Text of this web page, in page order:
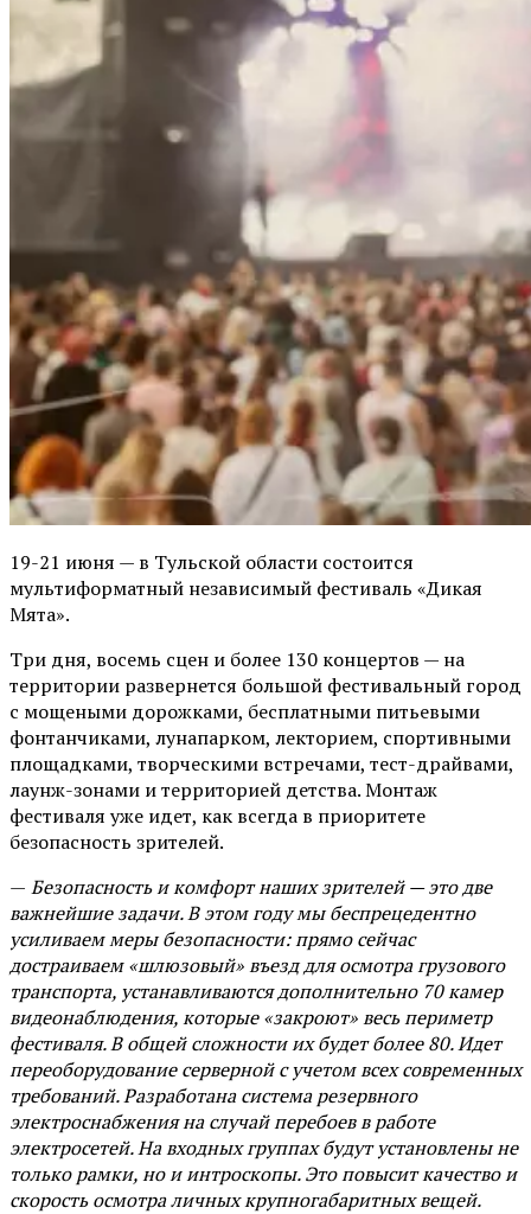
19-21 июня — в Тульской области состоится
мультиформатный независимый фестиваль «Дикая
Мята».
Три дня, восемь сцен и более 130 концертов — на
территории развернется большой фестивальный город
с мощеными дорожками, бесплатными питьевыми
фонтанчиками, лунапарком, лекторием, спортивными
площадками, творческими встречами, тест-драйвами,
лаунж-зонами и территорией детства. Монтаж
фестиваля уже идет, как всегда в приоритете
безопасность зрителей.
— Безопасность и комфорт наших зрителей — это две
важнейшие задачи. В этом году мы беспрецедентно
усиливаем меры безопасности: прямо сейчас
достраиваем «шлюзовый» въезд для осмотра грузового
транспорта, устанавливаются дополнительно 70 камер
видеонаблюдения, которые «закроют» весь периметр
фестиваля. В общей сложности их будет более 80. Идет
переоборудование серверной с учетом всех современных
требований. Разработана система резервного
электроснабжения на случай перебоев в работе
электросетей. На входных группах будут установлены не
только рамки, но и интроскопы. Это повысит качество и
скорость осмотра личных крупногабаритных вещей.